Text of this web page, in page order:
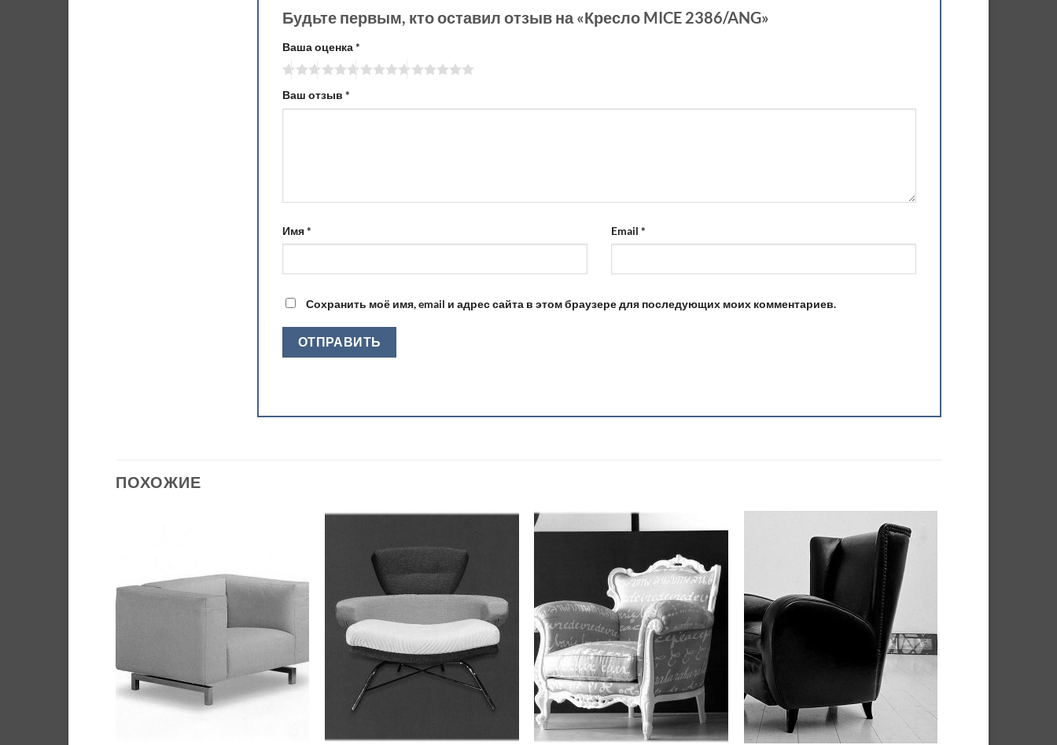
Будьте первым, кто оставил отзыв на «Кресло MICE 2386/ANG»
Ваша оценка*
Ваш отзыв *
Имя* Email *
Сохранить моё имя, email и адрес сайта в этом браузере для последующих моих комментариев.
ПОХОЖИЕ